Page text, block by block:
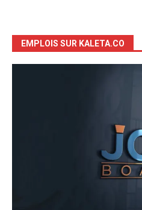
EMPLOIS SUR KALETA.CO